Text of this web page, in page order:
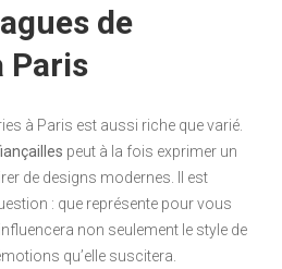
de
Paris
à Paris est aussi riche que varié.
peut à la fois exprimer un
de designs modernes. Il est
: que représente pour vous
non seulement le style de
qu’elle suscitera.